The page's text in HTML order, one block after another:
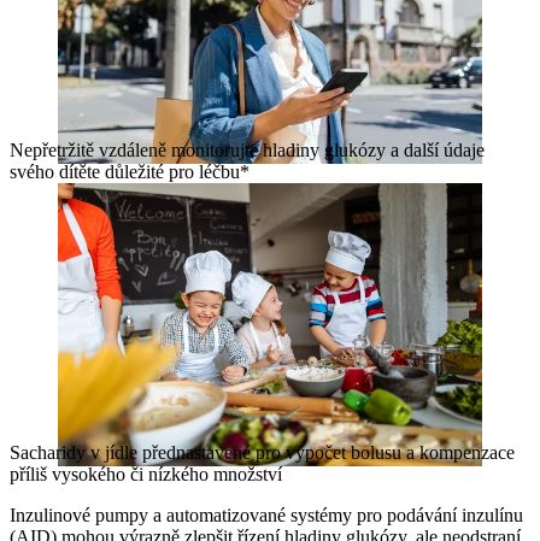
Nepřetržitě vzdáleně monitorujte hladiny glukózy a další údaje
svého dítěte důležité pro léčbu*
Sacharidy v jídle přednastavené pro výpočet bolusu a kompenzace
příliš vysokého či nízkého množství
Inzulinové pumpy a automatizované systémy pro podávání inzulínu
(AID) mohou výrazně zlepšit řízení hladiny glukózy, ale neodstraní